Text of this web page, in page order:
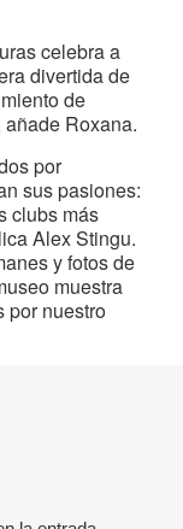
celebra a
divertida de
de
añade Roxana.
por
sus pasiones:
clubs más
Alex Stingu.
y fotos de
muestra
por nuestro